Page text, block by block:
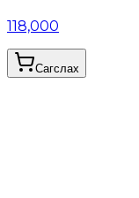
118,000
Сагслах